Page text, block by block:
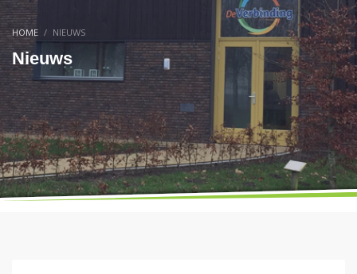
HOME NIEUWS
Nieuws